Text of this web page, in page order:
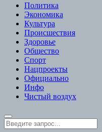
Политика
Экономика
Культура
Происшествия
Здоровье
Общество
Спорт
Нацпроекты
Официально
Инфо
Чистый воздух